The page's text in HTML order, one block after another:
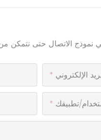
الإلكتروني
تطبيقك